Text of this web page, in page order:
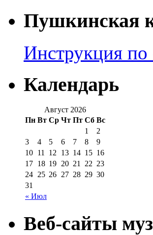
Пушкинская
Инструкция по
Календарь
Август 2026
Пн Вт Ср Чт Пт Сб Вс
« Июл
1
2
3
4 5 6 7 8
9
10 11 12 13 14 15 16
17 18 19 20 21 22 23
24 25 26 27 28 29 30
31
Веб-сайты